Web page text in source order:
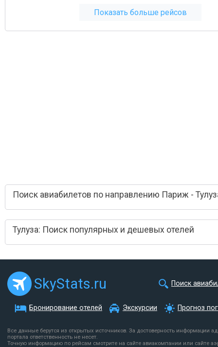
Показать больше рейсов
Поиск авиабилетов по направлению Париж -
Тулуза: Поиск популярных и дешевых отелей
SkyStats.ru Поиск
Бронирование отелей Экскурсии Прогноз
Все данные берутся из открытых источников. За достоверность информации
портала ответственность не несет.
Точную информацию по рейсам смотрите на сайте авиакомпании или сайте